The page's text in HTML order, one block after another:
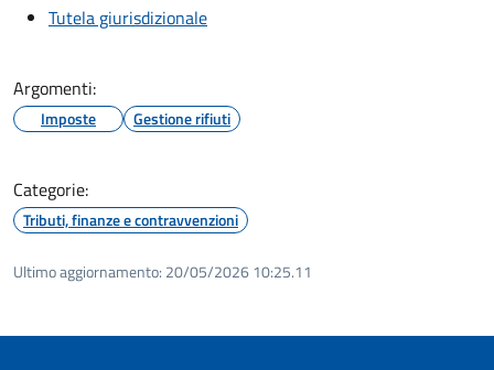
Tutela giurisdizionale
Argomenti:
Imposte Gestione rifiuti
Categorie:
Tributi, finanze e contravvenzioni
Ultimo aggiornamento: 20/05/2026 10:25.11